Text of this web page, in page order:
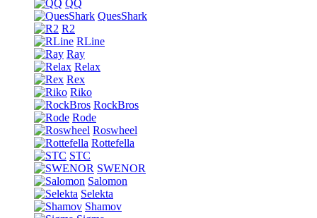
QQ
QuesShark
R2
RLine
Ray
Relax
Rex
Riko
RockBros
Rode
Roswheel
Rottefella
STC
SWENOR
Salomon
Selekta
Shamov